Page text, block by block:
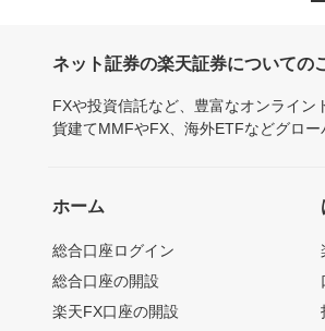
ネット証券の楽天証券についての
FXや投資信託など、豊富なオンライ
貨建てMMFやFX、海外ETFなどグロ
ホーム
総合口座ログイン
総合口座の開設
楽天FX口座の開設